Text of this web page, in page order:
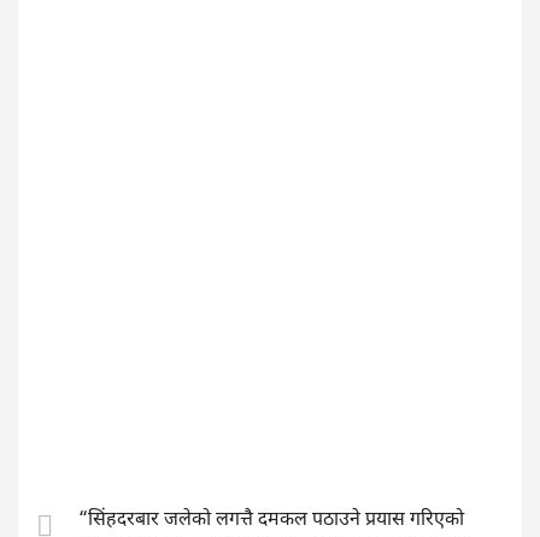
“सिंहदरबार जलेको लगत्तै दमकल पठाउने प्रयास गरिएको